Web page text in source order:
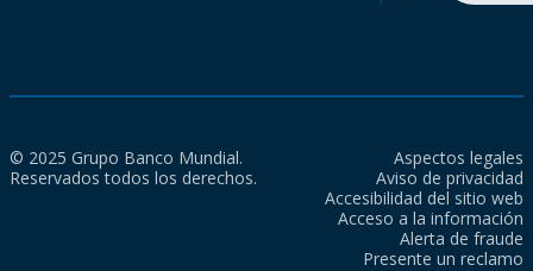
© 2025 Grupo Banco Mundial.
Reservados todos los derechos.
Aspectos legales
Aviso de privacidad
Accesibilidad del sitio web
Acceso a la información
Alerta de fraude
Presente un reclamo